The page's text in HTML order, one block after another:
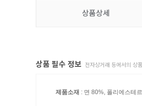
상품상세
상품 필수 정보 전자상거래 등에서의 상
제품소재 : 면 80%, 폴리에스테